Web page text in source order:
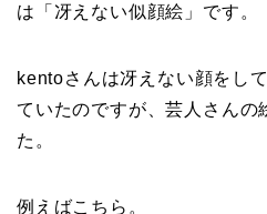
は「 冴えない似顔絵 」です。
kentoさんは冴えない顔をし
ていたのですが、芸人さんの
た。
例えばこちら。